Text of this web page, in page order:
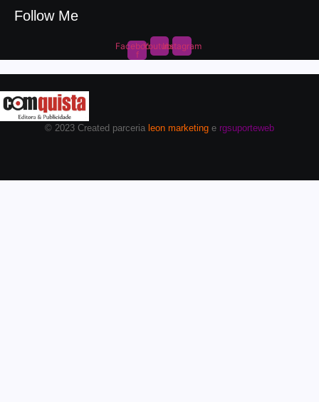
Follow Me
Facebook-
f
YoutubeInstagram
© 2023 Created parceria leon marketing e rgsuporteweb